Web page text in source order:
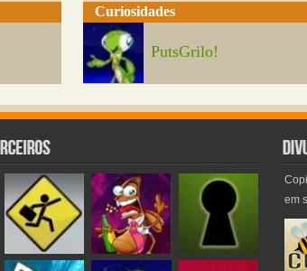
Curiosidades
PutsGrilo!
em